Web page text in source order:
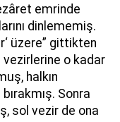
emrinde
dinlememiş.
üzere” gittikten
o kadar
halkın
Sonra
sol vezir de ona